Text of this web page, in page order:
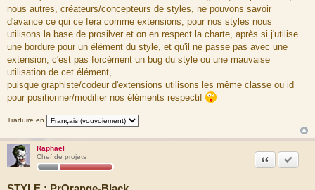
nous autres, créateurs/concepteurs de styles, ne pouvons savoir
d'avance ce qui ce fera comme extensions, pour nos styles nous
utilisons la base de prosilver et on en respect la charte, après si j'utilise
une bordure pour un élément du style, et qu'il ne passe pas avec une
extension, c'est pas forcément un bug du style ou une mauvaise
utilisation de cet élément,
puisque graphiste/codeur d'extensions utilisons les même classe ou id
pour positionner/modifier nos éléments respectif
Traduire en
Raphaël
Chef de projets
Citation